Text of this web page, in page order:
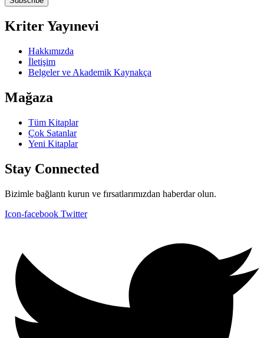
Kriter Yayınevi
Hakkımızda
İletişim
Belgeler ve Akademik Kaynakça
Mağaza
Tüm Kitaplar
Çok Satanlar
Yeni Kitaplar
Stay Connected
Bizimle bağlantı kurun ve fırsatlarımızdan haberdar olun.
Icon-facebook Twitter